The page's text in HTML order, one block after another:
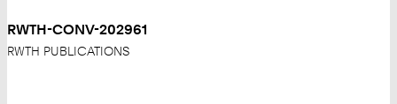
RWTH-CONV-202961
RWTH PUBLICATIONS